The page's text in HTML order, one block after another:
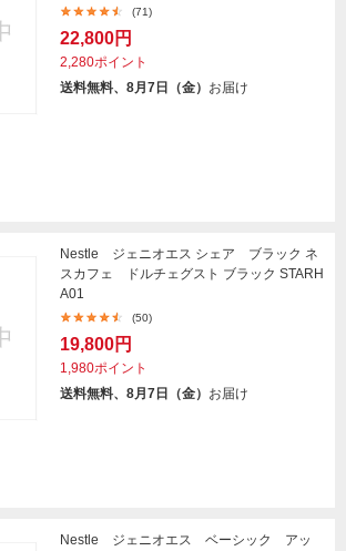
(71)
22,800円
2,280ポイント
送料無料、8月7日（金） お届け
Nestle ジェニオエス シェア ブラック ネ
スカフェ ドルチェグスト ブラック STARH
A01
(50)
19,800円
1,980ポイント
送料無料、8月7日（金） お届け
Nestle ジェニオエス ベーシック アッ